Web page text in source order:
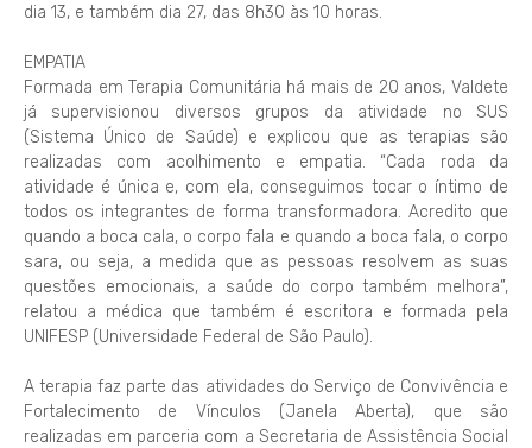
dia 13, e também dia 27, das 8h30 às 10 horas.
EMPATIA
Formada em Terapia Comunitária há mais de 20 anos, Valdete
já supervisionou diversos grupos da atividade no SUS
(Sistema Único de Saúde) e explicou que as terapias são
realizadas com acolhimento e empatia. “Cada roda da
atividade é única e, com ela, conseguimos tocar o íntimo de
todos os integrantes de forma transformadora. Acredito que
quando a boca cala, o corpo fala e quando a boca fala, o corpo
sara, ou seja, a medida que as pessoas resolvem as suas
questões emocionais, a saúde do corpo também melhora”,
relatou a médica que também é escritora e formada pela
UNIFESP (Universidade Federal de São Paulo).
A terapia faz parte das atividades do Serviço de Convivência e
Fortalecimento de Vínculos (Janela Aberta), que são
realizadas em parceria com a Secretaria de Assistência Social